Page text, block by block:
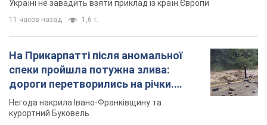
Україні не завадить взяти приклад із країн Європи
11 часов назад 1,6 т.
На Прикарпатті після аномальної
спеки пройшла потужна злива:
дороги перетворились на річки.
Відео
Негода накрила Івано-Франківщину та
курортний Буковель